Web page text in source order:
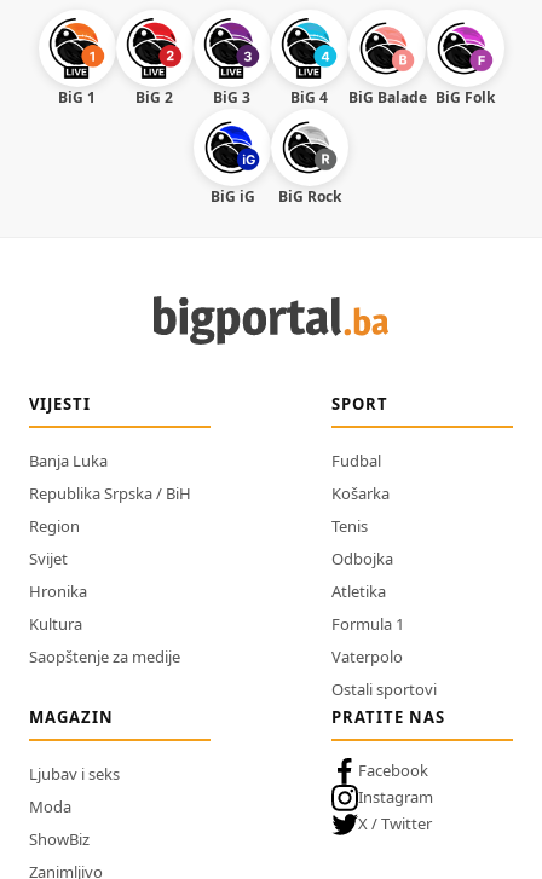
BiG 1 BiG 2 BiG 3 BiG 4 BiG Balade BiG Folk
BiG iG BiG Rock
VIJESTI
Banja Luka
Republika Srpska / BiH
Region
Svijet
Hronika
Kultura
Saopštenje za medije
SPORT
Fudbal
Košarka
Tenis
Odbojka
Atletika
Formula 1
Vaterpolo
Ostali sportovi
MAGAZIN
Ljubav i seks
Moda
ShowBiz
Zanimljivo
PRATITE NAS
Facebook
Instagram
X / Twitter